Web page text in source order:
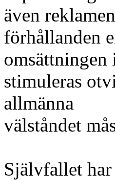
även
förhållanden
omsättningen
stimuleras
allmänna
välståndet
Självfallet